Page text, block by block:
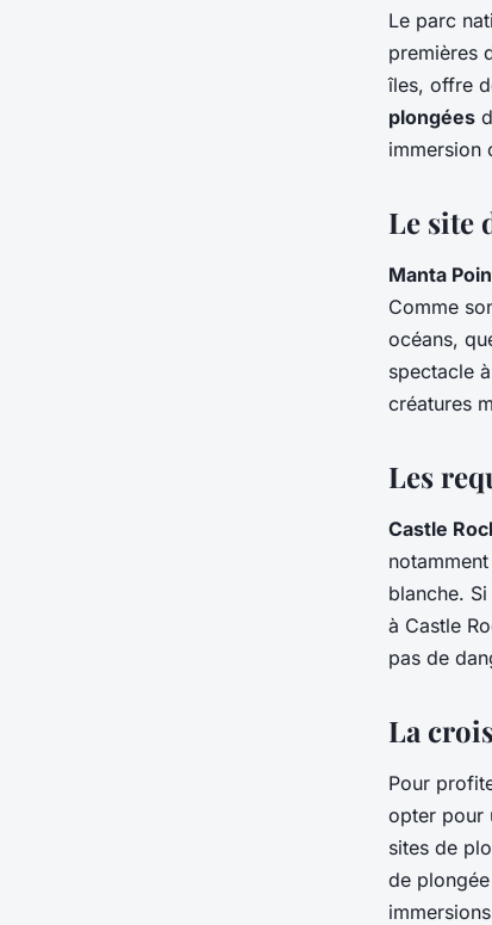
Le parc
premières
îles, offre
plongées
immersion
Le site
Manta
Comme
océans,
spectacle
créatures
Les
Castle
blanche.
à Castle
pas de
La
Pour
opter pour
sites de
de